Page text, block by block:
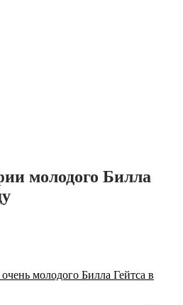
молодого Билла